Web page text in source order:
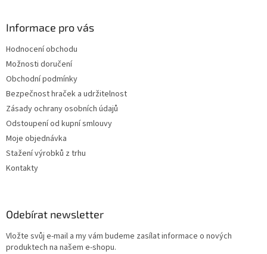
Informace pro vás
Hodnocení obchodu
Možnosti doručení
Obchodní podmínky
Bezpečnost hraček a udržitelnost
Zásady ochrany osobních údajů
Odstoupení od kupní smlouvy
Moje objednávka
Stažení výrobků z trhu
Kontakty
Odebírat newsletter
Vložte svůj e-mail a my vám budeme zasílat informace o nových
produktech na našem e-shopu.